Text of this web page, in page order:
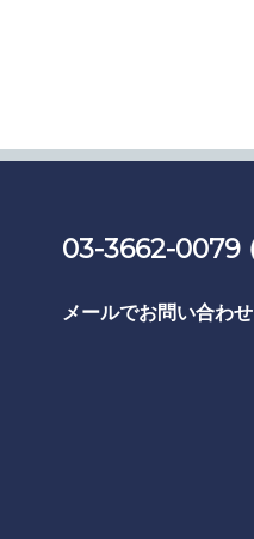
03-3662-0079
メールでお問い合わせ